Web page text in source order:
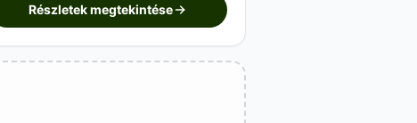
Részletek megtekintése